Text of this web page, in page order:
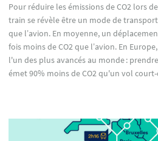
Pour réduire les émissions de CO2 lors
train se révèle être un mode de
que l’avion. En moyenne, un
fois moins de CO2 que l’avion. En
l'un des plus avancés au monde :
émet 90% moins de CO2 qu'un vol